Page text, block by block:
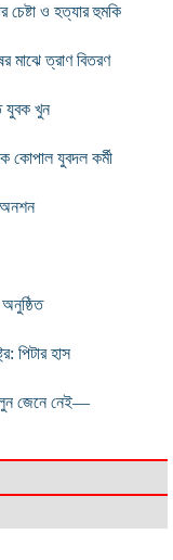
চেষ্টা ও হত্যার হুমকি
মাঝে ত্রাণ বিতরণ
যুবক খুন
কোপাল যুবদল কর্মী
অনশন
পিটার হাস
জেনে নেই—